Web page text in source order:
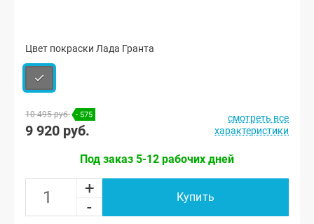
Цвет покраски Лада Гранта
10 495 руб. - 575
9 920 руб.
смотреть все
характеристики
Под заказ 5-12 рабочих дней
+
-
Купить